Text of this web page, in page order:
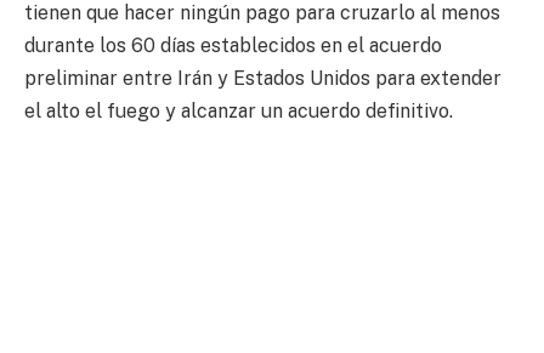
tienen que hacer ningún pago para cruzarlo al menos
durante los 60 días establecidos en el acuerdo
preliminar entre Irán y Estados Unidos para extender
el alto el fuego y alcanzar un acuerdo definitivo.